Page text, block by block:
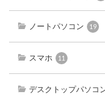
ノートパソコン 19
スマホ 11
デスクトップパソコ